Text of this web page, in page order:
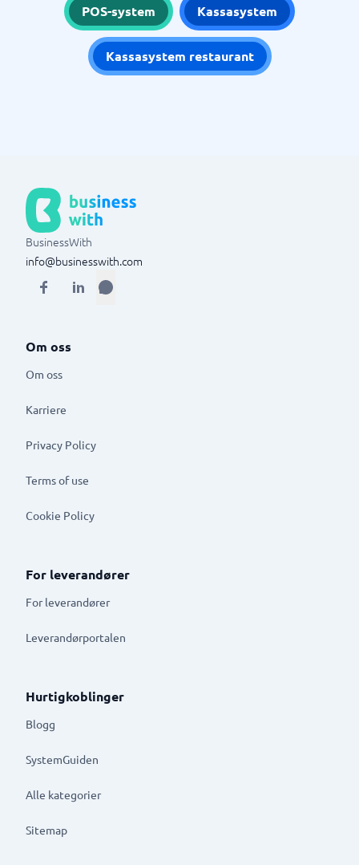
POS-system Kassasystem
Kassasystem restaurant
BusinessWith
info@businesswith.com
Om oss
Om oss
Karriere
Privacy Policy
Terms of use
Cookie Policy
For leverandører
For leverandører
Leverandørportalen
Hurtigkoblinger
Blogg
SystemGuiden
Alle kategorier
Sitemap